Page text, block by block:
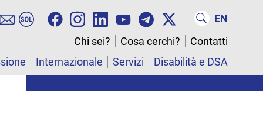
EN
Chi sei?
Cosa cerchi?
Contatti
Internazionale Servizi Disabilità e DSA